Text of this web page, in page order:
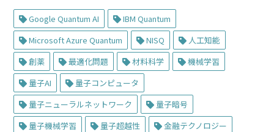
Google Quantum AI
IBM Quantum
Microsoft Azure Quantum
NISQ
人工知能
創薬
最適化問題 材料科学
機械学習
量子AI
量子コンピュータ
量子ニューラルネットワーク
量子暗号
量子機械学習
量子超越性 金融テクノロジー